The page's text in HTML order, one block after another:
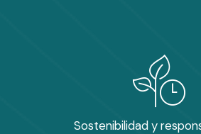
Sostenibilidad y